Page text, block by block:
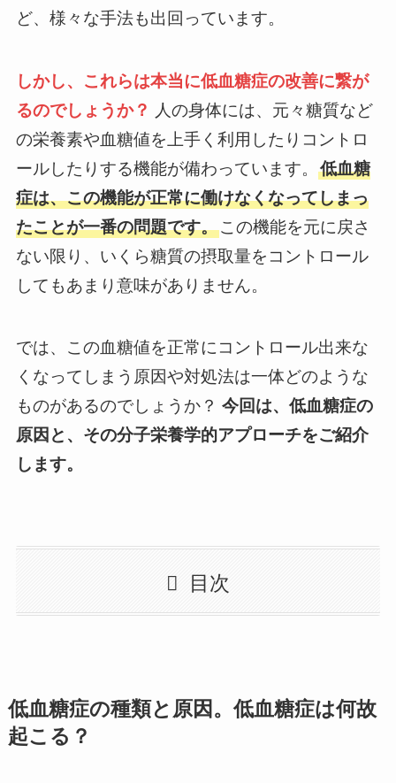
ど、様々な手法も出回っています。
しかし、これらは本当に低血糖症の改善に繋が
るのでしょうか？
人の身体には、元々糖質など
の栄養素や血糖値を上手く利用したりコントロ
ールしたりする機能が備わっています。 低血糖
症は、この機能が正常に働けなくなってしまっ
たことが一番の問題です。この機能を元に戻さ
ない限り、いくら糖質の摂取量をコントロール
してもあまり意味がありません。
では、この血糖値を正常にコントロール出来な
くなってしまう原因や対処法は一体どのような
ものがあるのでしょうか？ 今回は、低血糖症の
原因と、その分子栄養学的アプローチをご紹介
します。
目次
低血糖症の種類と原因。低血糖症は何故
起こる？